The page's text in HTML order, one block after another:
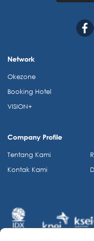
Network
Okezone
Booking Hotel
VISION+
Company Profile
Tentang Kami
Kontak Kami